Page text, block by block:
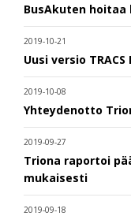
BusAkuten
2019-10-21
Uusi versio
2019-10-08
Yhteydenotto
2019-09-27
Triona raportoi
mukaisesti
2019-09-18